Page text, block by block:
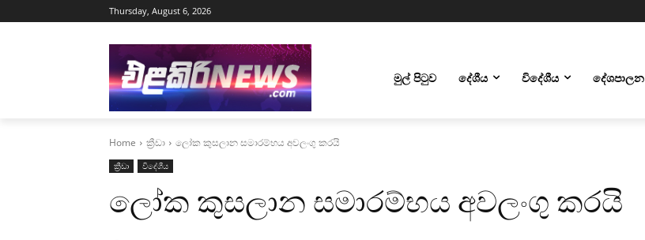
Thursday, August 6, 2026
මුල් පිටුව දේශීය විදේශීය දේශපාලන
Home ක්‍රීඩා ලෝක කුසලාන සමාරම්භය අවලංගු කරයි
ක්‍රීඩා විදේශීය
ලෝක කුසලාන සමාරම්භය අවලංගු කරයි